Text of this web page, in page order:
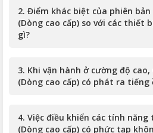
2. Điểm khác biệt của phiên bản
(Dòng cao cấp) so với các thiết
gì?
3. Khi vận hành ở cường độ cao,
(Dòng cao cấp) có phát ra tiếng
4. Việc điều khiển các tính năng
(Dòng cao cấp) có phức tạp